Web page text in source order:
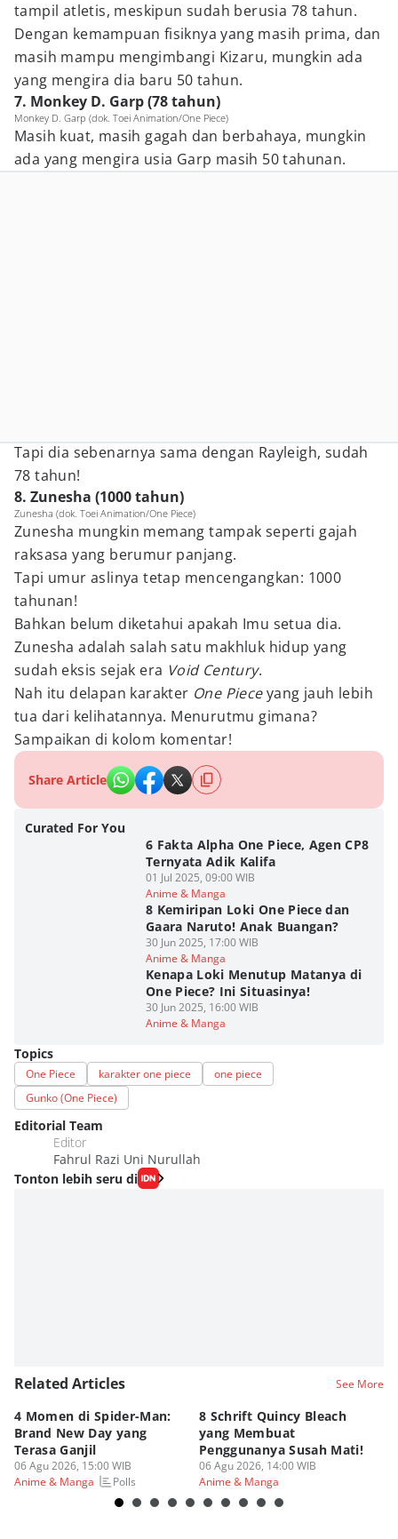
tampil atletis, meskipun sudah berusia 78 tahun.
Dengan kemampuan fisiknya yang masih prima, dan
masih mampu mengimbangi Kizaru, mungkin ada
yang mengira dia baru 50 tahun.
7. Monkey D. Garp (78 tahun)
Monkey D. Garp (dok. Toei Animation/One Piece)
Masih kuat, masih gagah dan berbahaya, mungkin
ada yang mengira usia Garp masih 50 tahunan.
Tapi dia sebenarnya sama dengan Rayleigh, sudah
78 tahun!
8. Zunesha (1000 tahun)
Zunesha (dok. Toei Animation/One Piece)
Zunesha mungkin memang tampak seperti gajah
raksasa yang berumur panjang.
Tapi umur aslinya tetap mencengangkan: 1000
tahunan!
Bahkan belum diketahui apakah Imu setua dia.
Zunesha adalah salah satu makhluk hidup yang
sudah eksis sejak era Void Century.
Nah itu delapan karakter One Pieceyang jauh lebih
tua dari kelihatannya. Menurutmu gimana?
Sampaikan di kolom komentar!
Share Article
Curated For You
6 Fakta Alpha One Piece, Agen CP8
Ternyata Adik Kalifa
01 Jul 2025, 09:00 WIB
Anime & Manga
8 Kemiripan Loki One Piece dan
Gaara Naruto! Anak Buangan?
30 Jun 2025, 17:00 WIB
Anime & Manga
Kenapa Loki Menutup Matanya di
One Piece? Ini Situasinya!
30 Jun 2025, 16:00 WIB
Anime & Manga
Topics
One Piece karakter one piece
one piece
Gunko (One Piece)
Editorial Team
Editor
Fahrul Razi Uni Nurullah
Tonton lebih seru di
Related Articles See More
4 Momen di Spider-Man:
Brand New Day yang
Terasa Ganjil
06 Agu 2026, 15:00 WIB
Anime & Manga
Polls
8 Schrift Quincy Bleach
yang Membuat
Penggunanya Susah Mati!
06 Agu 2026, 14:00 WIB
Anime & Manga